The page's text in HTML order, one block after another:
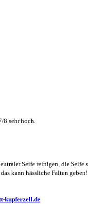
sehr hoch.
Seife reinigen, die Seife
kann hässliche Falten
kupferzell.de